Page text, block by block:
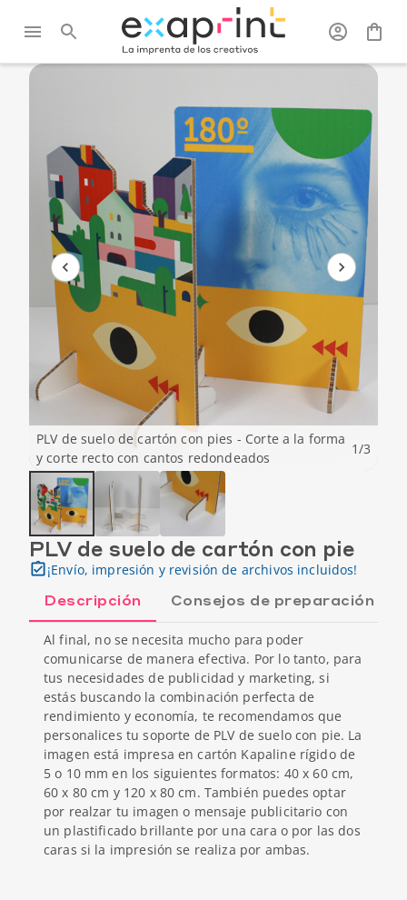
roll-up y PLV suelo
cartón con pie
PLV de suelo de cartón con pies - Corte a la forma
y corte recto con cantos redondeados
1/3
PLV de suelo de cartón con pie
¡Envío, impresión y revisión de archivos incluidos!
Descripción Consejos de preparación
Al final, no se necesita mucho para poder
comunicarse de manera efectiva. Por lo tanto, para
tus necesidades de publicidad y marketing, si
estás buscando la combinación perfecta de
rendimiento y economía, te recomendamos que
personalices tu soporte de PLV de suelo con pie. La
imagen está impresa en cartón Kapaline rígido de
5 o 10 mm en los siguientes formatos: 40 x 60 cm,
60 x 80 cm y 120 x 80 cm. También puedes optar
por realzar tu imagen o mensaje publicitario con
un plastificado brillante por una cara o por las dos
caras si la impresión se realiza por ambas.